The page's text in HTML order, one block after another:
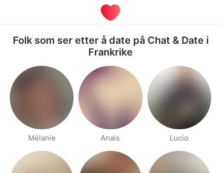
Folk som ser etter å date på Chat & Date i
Frankrike
Mélanie Anais Lucio